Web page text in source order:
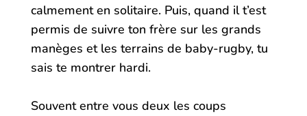
calmement en solitaire. Puis, quand il t’est
permis de suivre ton frère sur les grands
manèges et les terrains de baby-rugby, tu
sais te montrer hardi.
Souvent entre vous deux les coups